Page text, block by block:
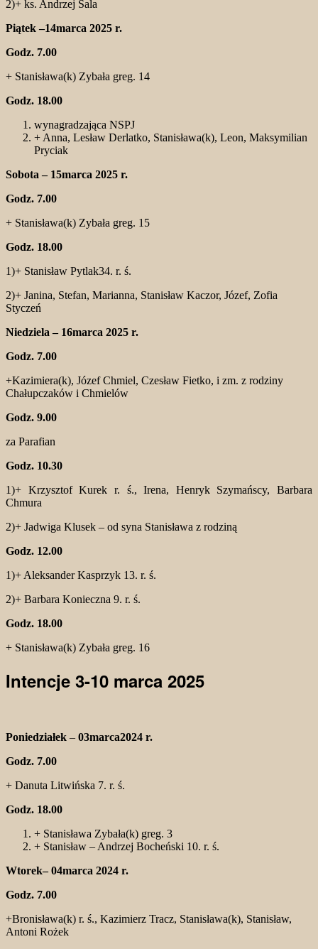
2)+ ks. Andrzej Sala
Piątek –14marca 2025 r.
Godz. 7.00
+ Stanisława(k) Zybała greg. 14
Godz. 18.00
wynagradzająca NSPJ
+ Anna, Lesław Derlatko, Stanisława(k), Leon, Maksymilian
Pryciak
Sobota – 15marca 2025 r.
Godz. 7.00
+ Stanisława(k) Zybała greg. 15
Godz. 18.00
1)+ Stanisław Pytlak34. r. ś.
2)+ Janina, Stefan, Marianna, Stanisław Kaczor, Józef, Zofia
Styczeń
Niedziela – 16marca 2025 r.
Godz. 7.00
+Kazimiera(k), Józef Chmiel, Czesław Fietko, i zm. z rodziny
Chałupczaków i Chmielów
Godz. 9.00
za Parafian
Godz. 10.30
1)+ Krzysztof Kurek r. ś., Irena, Henryk Szymańscy, Barbara
Chmura
2)+ Jadwiga Klusek – od syna Stanisława z rodziną
Godz. 12.00
1)+ Aleksander Kasprzyk 13. r. ś.
2)+ Barbara Konieczna 9. r. ś.
Godz. 18.00
+ Stanisława(k) Zybała greg. 16
Intencje 3-10 marca 2025
Poniedziałek – 03marca2024 r.
Godz. 7.00
+ Danuta Litwińska 7. r. ś.
Godz. 18.00
+ Stanisława Zybała(k) greg. 3
+ Stanisław – Andrzej Bocheński 10. r. ś.
Wtorek– 04marca 2024 r.
Godz. 7.00
+Bronisława(k) r. ś., Kazimierz Tracz, Stanisława(k), Stanisław,
Antoni Rożek